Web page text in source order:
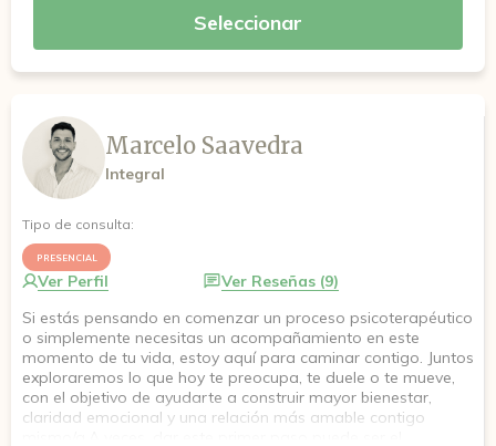
Seleccionar
Marcelo Saavedra
Integral
Tipo de consulta:
PRESENCIAL
Ver Perfil
Ver Reseñas (9)
Si estás pensando en comenzar un proceso psicoterapéutico
o simplemente necesitas un acompañamiento en este
momento de tu vida, estoy aquí para caminar contigo. Juntos
exploraremos lo que hoy te preocupa, te duele o te mueve,
con el objetivo de ayudarte a construir mayor bienestar,
claridad emocional y una relación más amable contigo